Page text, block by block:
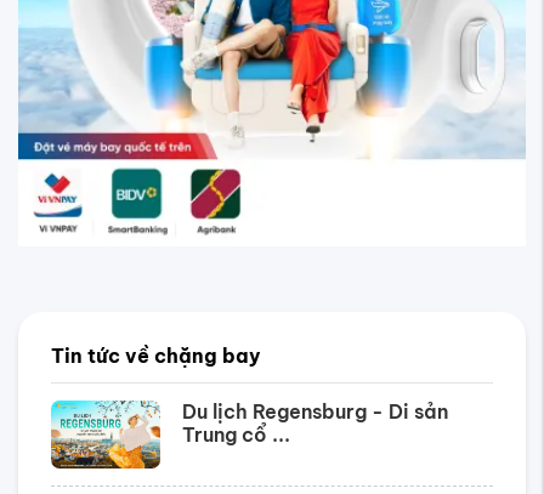
Tin tức về chặng bay
Du lịch Regensburg - Di sản
Trung cổ ...